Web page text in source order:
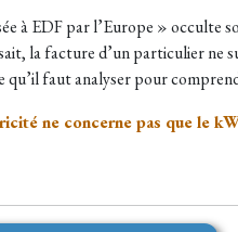
à EDF par l’Europe » occulte
la facture d’un particulier
faut analyser pour
ne concerne pas que le